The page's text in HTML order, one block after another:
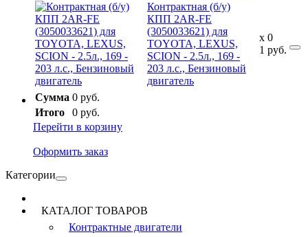
Контрактная (б/у)
КПП 2AR-FE
(3050033621) для
TOYOTA, LEXUS,
SCION - 2.5л., 169 -
203 л.с., Бензиновый
двигатель
x
1
0
руб.
Сумма 0 руб.
Итого
0 руб.
Перейти в корзину
Оформить заказ
Категории
КАТАЛОГ ТОВАРОВ
Контрактные двигатели